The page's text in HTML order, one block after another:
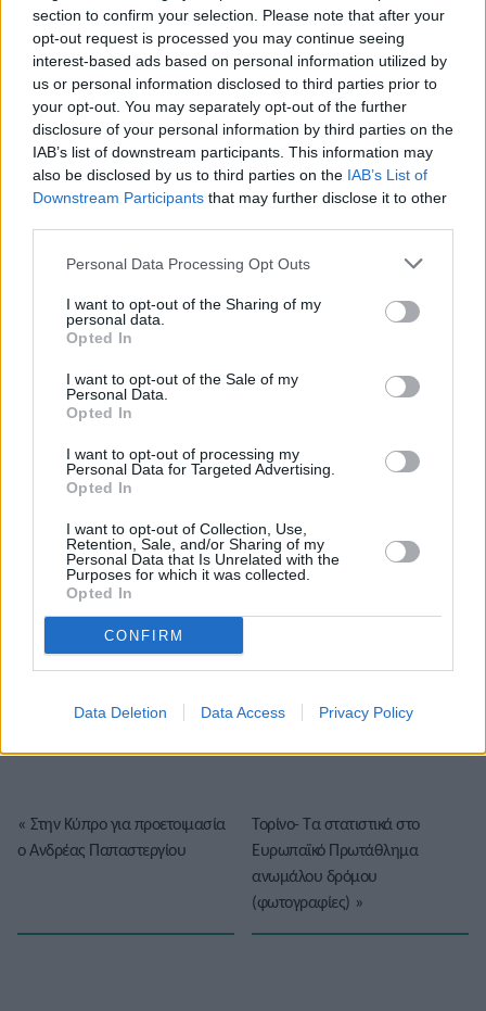
section to confirm your selection. Please note that after your
opt-out request is processed you may continue seeing
interest-based ads based on personal information utilized by
us or personal information disclosed to third parties prior to
your opt-out. You may separately opt-out of the further
disclosure of your personal information by third parties on the
IAB’s list of downstream participants. This information may
also be disclosed by us to third parties on the IAB’s List of
Downstream Participants that may further disclose it to other
Personal Data Processing Opt Outs
I want to opt-out of the Sharing of my
personal data.
Opted In
I want to opt-out of the Sale of my
Personal Data.
Opted In
I want to opt-out of processing my
Personal Data for Targeted Advertising.
Opted In
I want to opt-out of Collection, Use,
Retention, Sale, and/or Sharing of my
Personal Data that Is Unrelated with the
Purposes for which it was collected.
Opted In
CONFIRM
Data Deletion Data Access Privacy Policy
Εγγραφείτε στο Stivostime των
Τόλης Λελεκίδης
Το άρθρο δεν έχει ακόμα βαθμολογηθεί.
Βαθμολογήστε αυτό το άρθρο:
★★★
« Στην Κύπρο για προετοιμασία
ο Ανδρέας Παπαστεργίου
Τορίνο- Τα στατιστικά στο
Ευρωπαϊκό Πρωτάθλημα
ανωμάλου δρόμου
(φωτογραφίες) »